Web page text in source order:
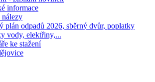
informace
nálezy
plán odpadů 2026, sběrný dvůr, poplatky
vody, elektřiny,...
ke stažení